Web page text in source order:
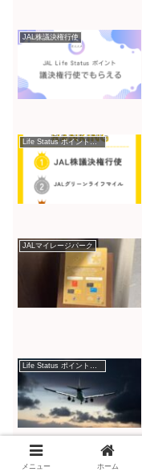
JAL株議決権行使
Life Status ポイントをためる方法
JALマイレージパーク
Life Status ポイントをためる方法
メニュー ホーム